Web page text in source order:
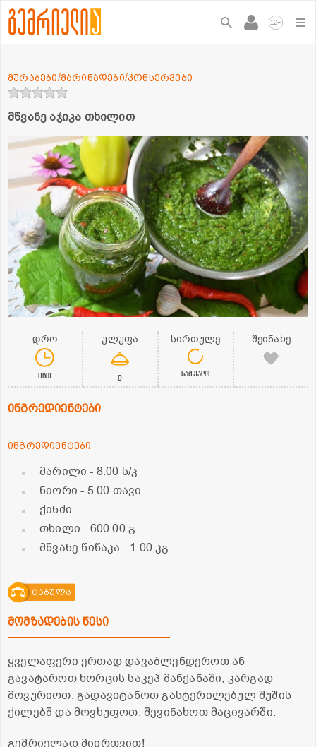
12+
მწვანე აჯიკა თხილით
მურაბები/მარინადები/კონსერვები
დრო
0წთ
ულუფა
0
სირთულე
საშუალო
შეინახე
ინგრედიენტები
ინგრედიენტები
მარილი- 8.00 ს/კ
ნიორი- 5.00 თავი
ქინძი
თხილი- 600.00 გ
მწვანე წიწაკა - 1.00 კგ
ტაბულა
მომზადების წესი
ყველაფერი ერთად დავაბლენდეროთ ან
გავატაროთ ხორცის საკეპ მანქანაში, კარგად
მოვურიოთ, გადავიტანოთ გასტერილებულ შუშის
ქილებშ და მოვხუფოთ. შევინახოთ მაცივარში.
გემრიელად მიირთვით!